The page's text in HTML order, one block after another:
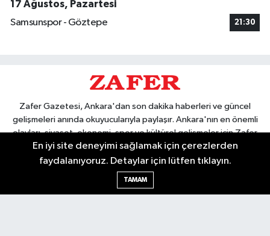
17 Ağustos, Pazartesi
Samsunspor - Göztepe
21:30
Zafer Gazetesi, Ankara'dan son dakika haberleri ve güncel
gelişmeleri anında okuyucularıyla paylaşır. Ankara'nın en önemli
olayları, siyaset, ekonomi, spor ve kültürel gelişmeler için Zafer
Gazetesi'ni takip edin. Başkentin güvendiği haber kaynağı.
En iyi site deneyimi sağlamak için çerezlerden
faydalanıyoruz. Detaylar için lütfen tıklayın.
TAMAM